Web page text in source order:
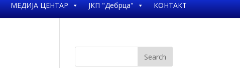
МЕДИЈА ЦЕНТАР ЈКП "Дебрца" КОНТАКТ